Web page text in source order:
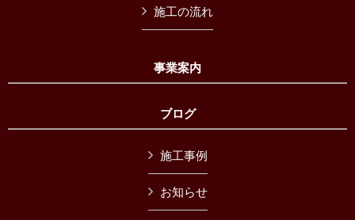
施工の流れ
事業案内
ブログ
施工事例
お知らせ